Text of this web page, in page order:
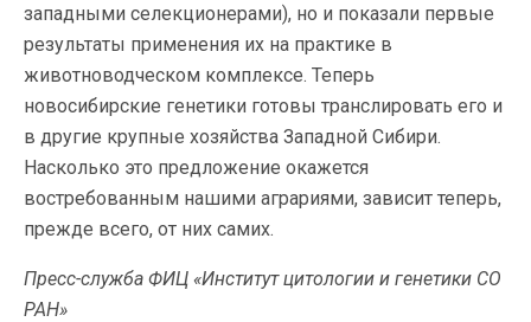
западными селекционерами), но и показали первые
результаты применения их на практике в
животноводческом комплексе. Теперь
новосибирские генетики готовы транслировать его и
в другие крупные хозяйства Западной Сибири.
Насколько это предложение окажется
востребованным нашими аграриями, зависит теперь,
прежде всего, от них самих.
Пресс-служба ФИЦ «Институт цитологии и генетики СО
РАН»